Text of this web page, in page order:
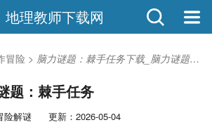
地理教师下载网
冒险 > 脑力谜题：棘手任务下载_脑力谜题：棘手任务安卓版
题：棘手任务
险解谜 更新：2026-05-04